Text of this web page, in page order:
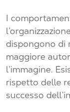
I
dispongono di
maggiore
l’immagine.
rispetto delle
successo